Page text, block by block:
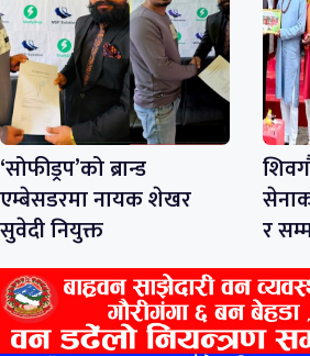
‘सोफीड्रप’को ब्रान्ड
एम्बेसडरमा नायक शेखर
सुवेदी नियुक्त
र